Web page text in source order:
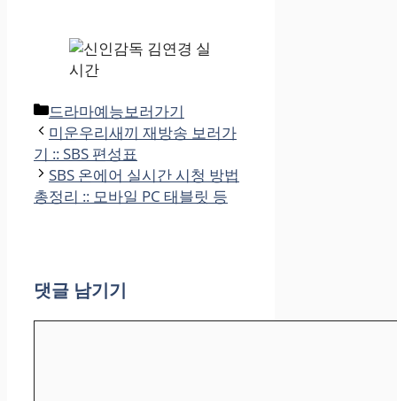
카
테
고
리
드라마예능보러가기
미운우리새끼 재방송 보러가
기 :: SBS 편성표
SBS 온에어 실시간 시청 방법
총정리 :: 모바일 PC 태블릿 등
댓글 남기기